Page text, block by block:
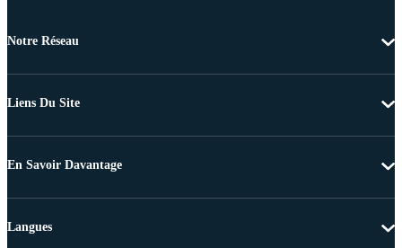
Notre Réseau
Liens Du Site
En Savoir Davantage
Langues